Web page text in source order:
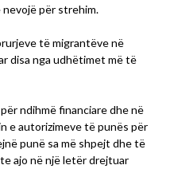
nevojë për strehim.
të migrantëve në
disa nga udhëtimet më të
ndihmë financiare dhe në
e autorizimeve të punës për
punë sa më shpejt dhe të
ajo në një letër drejtuar